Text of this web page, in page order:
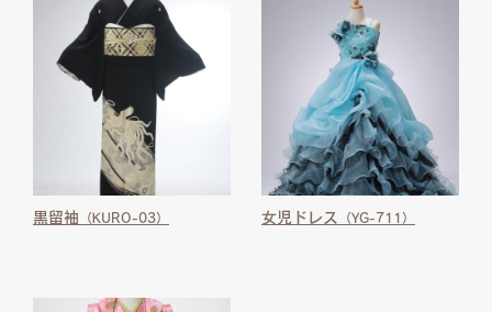
黒留袖 （KURO-03） 女児ドレス （YG-711）